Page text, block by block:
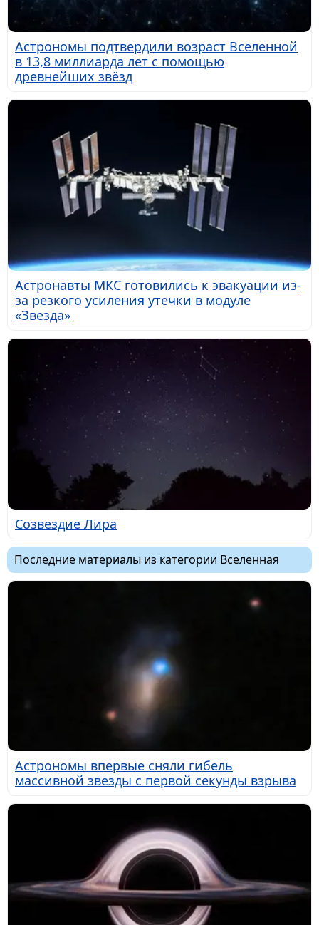
Астрономы подтвердили возраст Вселенной
в 13,8 миллиарда лет с помощью
древнейших звёзд
Астронавты МКС готовились к эвакуации из-
за резкого усиления утечки в модуле
«Звезда»
Созвездие Лира
Последние материалы из категории Вселенная
Астрономы впервые сняли гибель
массивной звезды с первой секунды взрыва